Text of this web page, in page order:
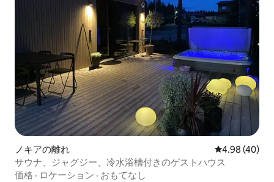
ノキアの離れ レビュー40
4.98 (40)
サウナ、ジャグジー、冷水浴槽付きのゲストハウス
価格 · ロケーション · おもてなし